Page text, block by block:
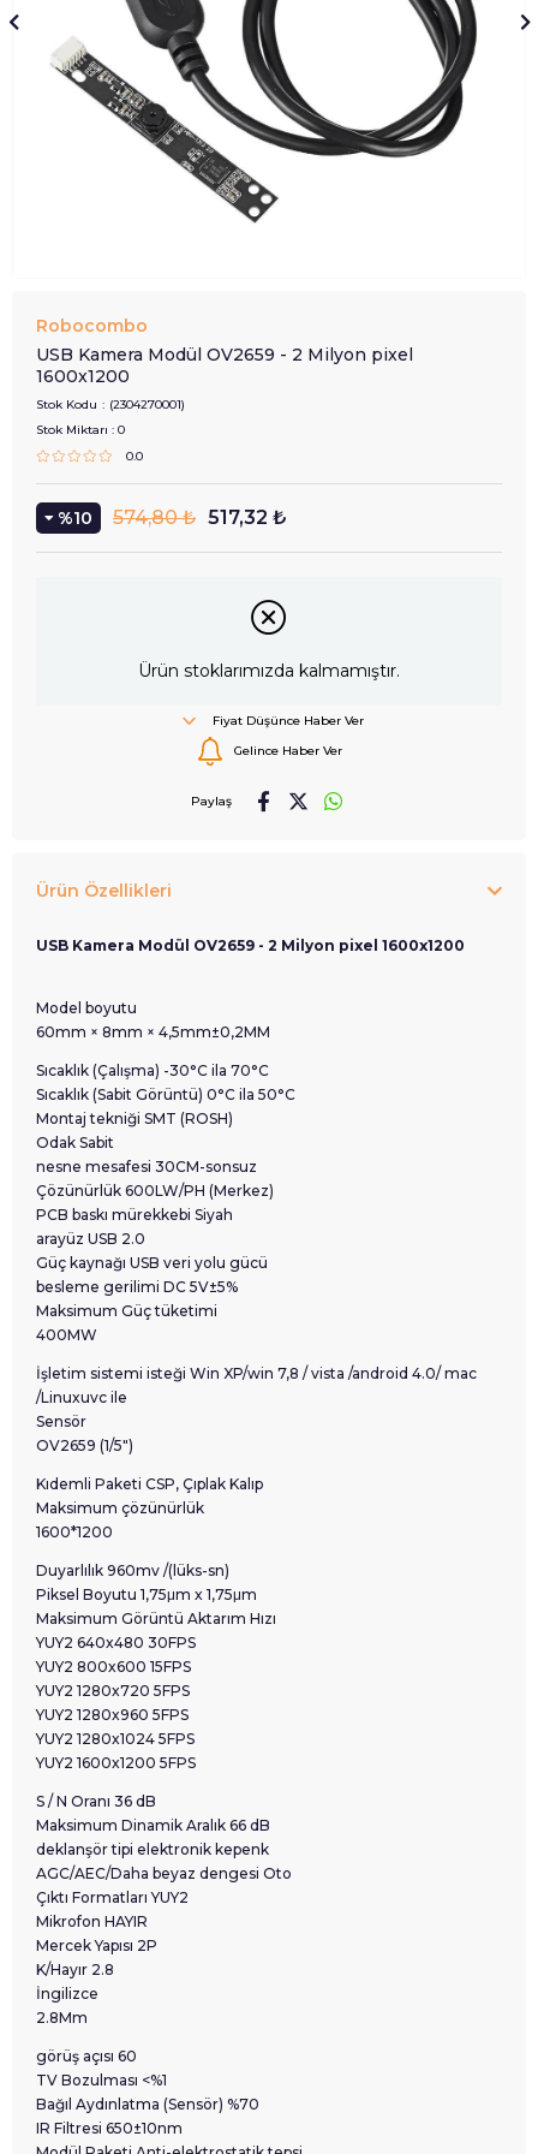
Robocombo
USB Kamera Modül OV2659 - 2 Milyon pixel
1600x1200
Stok Kodu
(2304270001)
Stok Miktarı : 0
0.0
10 574,80 ₺ 517,32 ₺
Ürün stoklarımızda kalmamıştır.
Fiyat Düşünce Haber Ver
Gelince Haber Ver
Paylaş
Ürün Özellikleri
USB Kamera Modül OV2659 - 2 Milyon pixel 1600x1200
Model boyutu
60mm × 8mm × 4,5mm±0,2MM
Sıcaklık (Çalışma) -30°C ila 70°C
Sıcaklık (Sabit Görüntü) 0°C ila 50°C
Montaj tekniği SMT (ROSH)
Odak Sabit
nesne mesafesi 30CM-sonsuz
Çözünürlük 600LW/PH (Merkez)
PCB baskı mürekkebi Siyah
arayüz USB 2.0
Güç kaynağı USB veri yolu gücü
besleme gerilimi DC 5V±5%
Maksimum Güç tüketimi
400MW
İşletim sistemi isteği Win XP/win 7,8 / vista /android 4.0/ mac
/Linuxuvc ile
Sensör
OV2659 (1/5")
Kıdemli Paketi CSP, Çıplak Kalıp
Maksimum çözünürlük
1600*1200
Duyarlılık 960mv /(lüks-sn)
Piksel Boyutu 1,75μm x 1,75μm
Maksimum Görüntü Aktarım Hızı
YUY2 640x480 30FPS
YUY2 800x600 15FPS
YUY2 1280x720 5FPS
YUY2 1280x960 5FPS
YUY2 1280x1024 5FPS
YUY2 1600x1200 5FPS
S / N Oranı 36 dB
Maksimum Dinamik Aralık 66 dB
deklanşör tipi elektronik kepenk
AGC/AEC/Daha beyaz dengesi Oto
Çıktı Formatları YUY2
Mikrofon HAYIR
Mercek Yapısı 2P
K/Hayır 2.8
İngilizce
2.8Mm
görüş açısı 60
TV Bozulması <%1
Bağıl Aydınlatma (Sensör) %70
IR Filtresi 650±10nm